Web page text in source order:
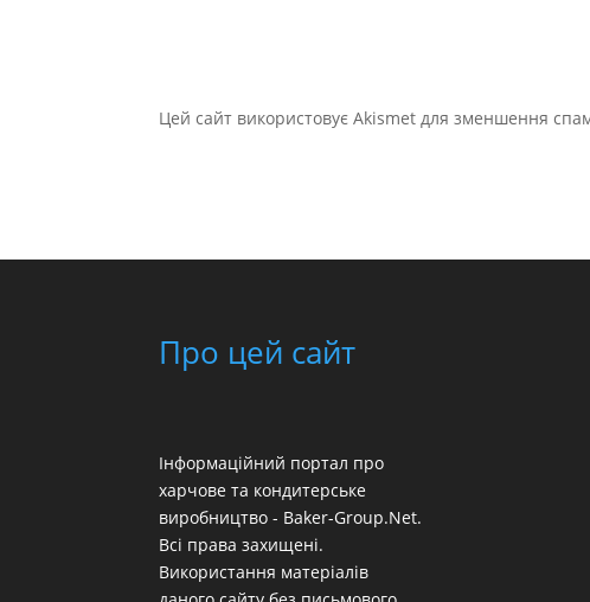
Цей сайт використовує Akismet для зменшення
Про цей сайт
Інформаційний портал про
харчове та кондитерське
виробництво - Baker-Group.Net.
Всі права захищені.
Використання матеріалів